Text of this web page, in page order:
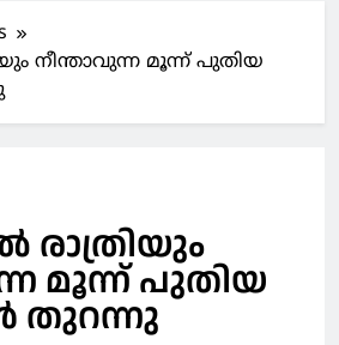
നീന്താവുന്ന മൂന്ന് പുതിയ
രാത്രിയും
മൂന്ന് പുതിയ
തുറന്നു